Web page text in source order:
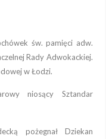
św. pamięci adw.
Rady Adwokackiej.
w Łodzi.
niosący Sztandar
pożegnał Dziekan